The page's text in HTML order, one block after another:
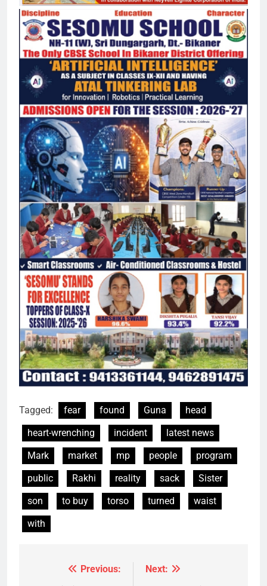
Tagged: fear found Guna
head
heart-wrenching
incident
latest news
Mark
market mp people
program
public
Rakhi reality sack
Sister
son
to buy torso turned
waist
with
Previous:
Next: